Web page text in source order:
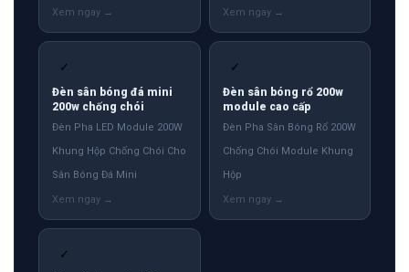
✓
Đèn sân bóng đá mini
200w chống chói
Đèn Pha LED Module 200W
Khung Hộp Chống Chói Cho
Sân Bóng Đá Mini
✓
Đèn sân bóng rổ 200w
module cao cấp
Đèn Pha Sân Bóng Rổ 200W
Chống Chói Module Khung
Hộp
✓